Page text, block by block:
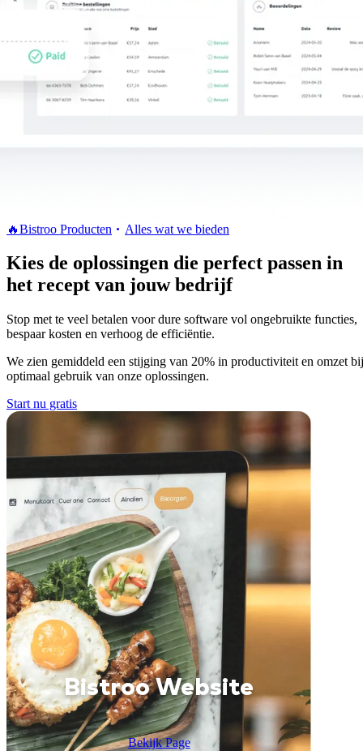
🔥Bistroo Producten Alles wat we bieden
Kies de oplossingen die perfect passen in
het recept van jouw bedrijf
Stop met te veel betalen voor dure software vol ongebruikte functies,
bespaar kosten en verhoog de efficiëntie.
We zien gemiddeld een stijging van 20% in productiviteit en omzet bij
optimaal gebruik van onze oplossingen.
Start nu gratis
Bistroo Website
Bekijk Page